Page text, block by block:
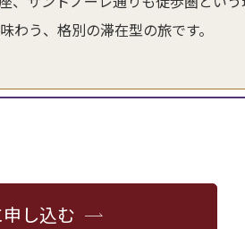
う、格別の滞在型の旅です。
し込む